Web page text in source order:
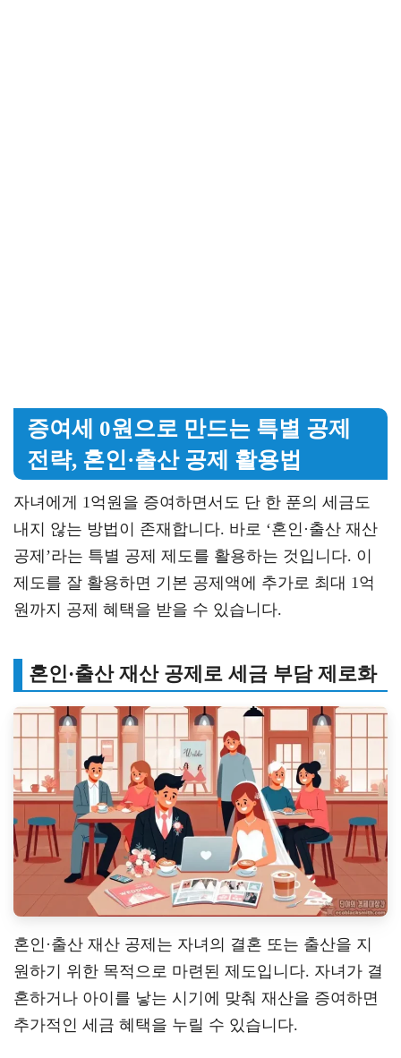
증여세 0원으로 만드는 특별 공제
전략, 혼인·출산 공제 활용법
자녀에게 1억원을 증여하면서도 단 한 푼의 세금도
내지 않는 방법이 존재합니다. 바로 ‘혼인·출산 재산
공제’라는 특별 공제 제도를 활용하는 것입니다. 이
제도를 잘 활용하면 기본 공제액에 추가로 최대 1억
원까지 공제 혜택을 받을 수 있습니다.
혼인·출산 재산 공제로 세금 부담 제로화
혼인·출산 재산 공제는 자녀의 결혼 또는 출산을 지
원하기 위한 목적으로 마련된 제도입니다. 자녀가 결
혼하거나 아이를 낳는 시기에 맞춰 재산을 증여하면
추가적인 세금 혜택을 누릴 수 있습니다.